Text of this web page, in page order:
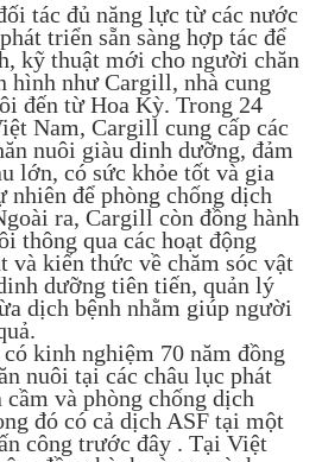
tác đủ năng lực từ các nước
triển sẵn sàng hợp tác để
kỹ thuật mới cho người chăn
hình như Cargill, nhà cung
đến từ Hoa Kỳ. Trong 24
Nam, Cargill cung cấp các
nuôi giàu dinh dưỡng, đảm
lớn, có sức khỏe tốt và gia
nhiên để phòng chống dịch
ra, Cargill còn đồng hành
thông qua các hoạt động
và kiến thức về chăm sóc vật
dưỡng tiên tiến, quản lý
dịch bệnh nhằm giúp người
kinh nghiệm 70 năm đồng
nuôi tại các châu lục phát
và phòng chống dịch
đó có cả dịch ASF tại một
công trước đây . Tại Việt